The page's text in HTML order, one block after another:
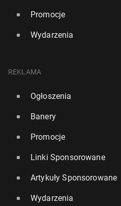
Promocje
Wydarzenia
REKLAMA
Ogłoszenia
Banery
Promocje
Linki Sponsorowane
Artykuły Sponsorowane
Wydarzenia